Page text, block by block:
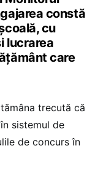
constă
cu
lucrarea
care
trecută că
sistemul de
de concurs în